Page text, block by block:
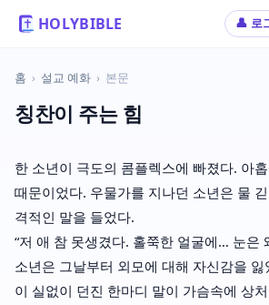
HOLYBIBLE 👤 로
홈 › 설교 예화 › 본문
칭찬이 주는 힘
한 소년이 극도의 콤플렉스에 빠졌다. 아
때문이었다. 우물가를 지나던 소년은 물
격적인 말을 들었다.
“저 애 참 못생겼다. 홀쭉한 얼굴에… 눈은
소년은 그날부터 외모에 대해 자신감을
이 실없이 던진 한마디 말이 가슴속에 상